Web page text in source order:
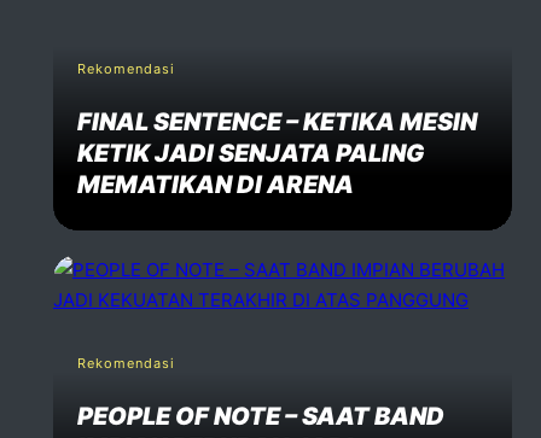
Rekomendasi
FINAL SENTENCE – KETIKA MESIN
KETIK JADI SENJATA PALING
MEMATIKAN DI ARENA
Rekomendasi
PEOPLE OF NOTE – SAAT BAND